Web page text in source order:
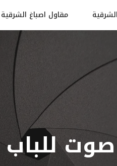
مقاول اصباغ الشرقية